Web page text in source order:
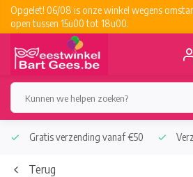
Opgelet! 06/08 is onze winkel wegens
open tussen 15u00 tot 18u00.
Gratis verzending vanaf €50
Terug